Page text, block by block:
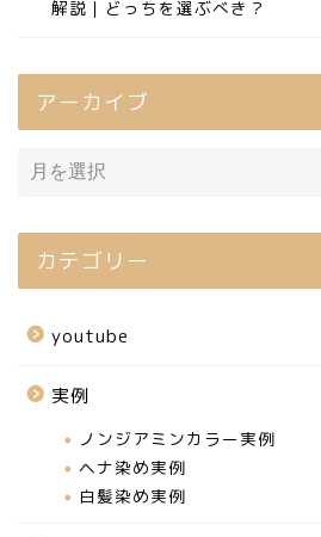
解説｜どっちを選ぶべき？
アーカイブ
カテゴリー
youtube
実例
ノンジアミンカラー実例
ヘナ染め実例
白髪染め実例